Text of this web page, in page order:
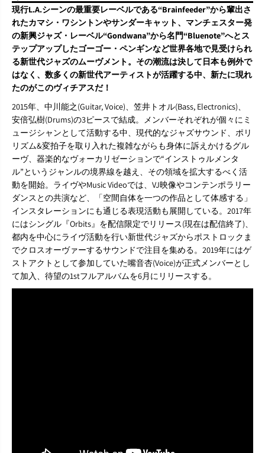
3
4
』
C
D
3
4
』
C
D
現行L.A.シーンの最重要レーベルである“Brainfeeder”から輩出さ
れたカマシ・ワシントンやサンダーキャット、マンチェスター発
の新興ジャズ・レーベル“Gondwana”から名門“Bluenote”へとス
テップアップしたゴーゴー・ペンギンなど世界各地で見受けられ
る新世代ジャズのムーヴメント。その潮流は決して日本も例外で
はなく、数多くの新世代アーティストが活躍する中、新たに現れ
たのがこのヴィチアスだ！
2015年、中川能之(Guitar, Voice)、笠井トオル(Bass, Electronics)、
安倍弘樹(Drums)の3ピースで結成。メンバーそれぞれが個々にミ
ュージシャンとして活動する中、現代的なジャズサウンド、ポリ
リズム&変拍子を取り入れた複雑ながらも身体に訴えかけるグル
ーヴ、器楽的なヴォーカリゼーションで“インストゥルメンタ
ル”というジャンルの境界線を越え、その領域を拡大するべく活
動を開始。ライヴやMusic Videoでは、VJ映像やコンテンポラリー
ダンスとの共演など、「空間自体を一つの作品として体感する」
インスタレーションにも通じる表現活動も展開している。2017年
にはシングル『Orbits』を配信限定でリリース(現在は配信終了)、
都内を中心にライヴ活動を行い新世代ジャズからポストロックま
でクロスオーヴァーするサウンドで注目を集める。2019年にはゲ
ストアクトとして参加していた嘴音杏(Voice)が正式メンバーとし
て加入、待望の1stフルアルバムを6月にリリースする。